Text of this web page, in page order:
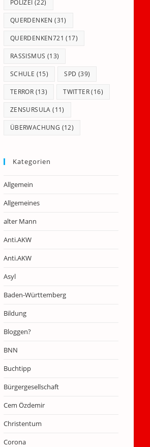
POLIZEI (22)
QUERDENKEN (31)
QUERDENKEN721 (17)
RASSISMUS (13)
SCHULE (15) SPD (39)
TERROR (13) TWITTER(16)
ZENSURSULA (11)
ÜBERWACHUNG (12)
Kategorien
Allgemein
Allgemeines
alter Mann
Anti.AKW
Anti.AKW
Asyl
Baden-Württemberg
Bildung
Bloggen?
BNN
Buchtipp
Bürgergesellschaft
Cem Özdemir
Christentum
Corona